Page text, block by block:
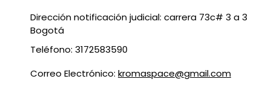
Dirección notificación judicial: carrera 73c# 3 a 3
Bogotá
Teléfono: 3172583590
Correo Electrónico: kromaspace@gmail.com